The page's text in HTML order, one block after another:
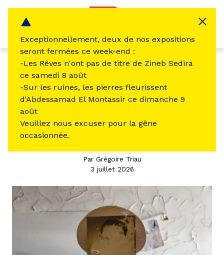
En résidence
EXPÉRIENCE(S)
Trick 54 GROCCO
Par Grégoire Triau
3 juillet 2026
Exceptionnellement, deux de nos expositions
seront fermées ce week-end :
-Les Rêves n'ont pas de titre de Zineb Sedira
ce samedi 8 août
-Sur les ruines, les pierres fleurissent
d'Abdessamad El Montassir ce dimanche 9
août
Veuillez nous excuser pour la gêne
occasionnée.
Panneau de gestion des cookies